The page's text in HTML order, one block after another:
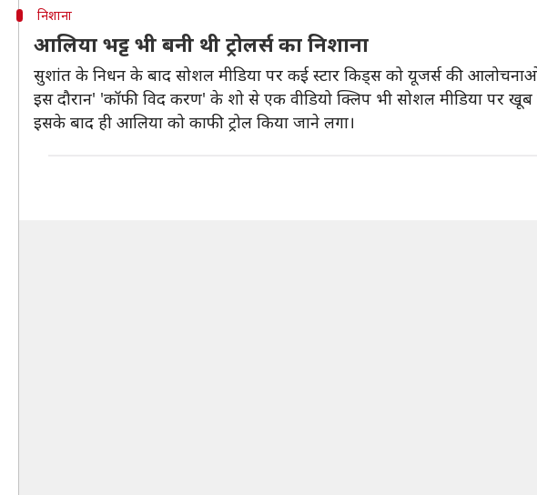
निशाना
आलिया भट्ट भी बनी थी ट्रोलर्स का निशाना
सुशांत के निधन के बाद सोशल मीडिया पर कई स्टार किड्स को यूजर्स की
इस दौरान' 'कॉफी विद करण' के शो से एक वीडियो क्लिप भी सोशल मीडिया पर
इसके बाद ही आलिया को काफी ट्रोल किया जाने लगा।